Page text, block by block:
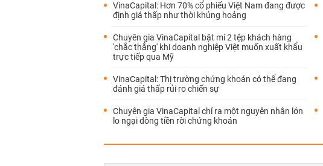
VinaCapital: Hơn 70% cổ phiếu Việt Nam đang được
định giá thấp như thời khủng hoảng
Chuyên gia VinaCapital bật mí 2 tệp khách hàng
'chắc thắng' khi doanh nghiệp Việt muốn xuất khẩu
trực tiếp qua Mỹ
VinaCapital: Thị trường chứng khoán có thể đang
đánh giá thấp rủi ro chiến sự
Chuyên gia VinaCapital chỉ ra một nguyên nhân lớn
lo ngại dòng tiền rời chứng khoán